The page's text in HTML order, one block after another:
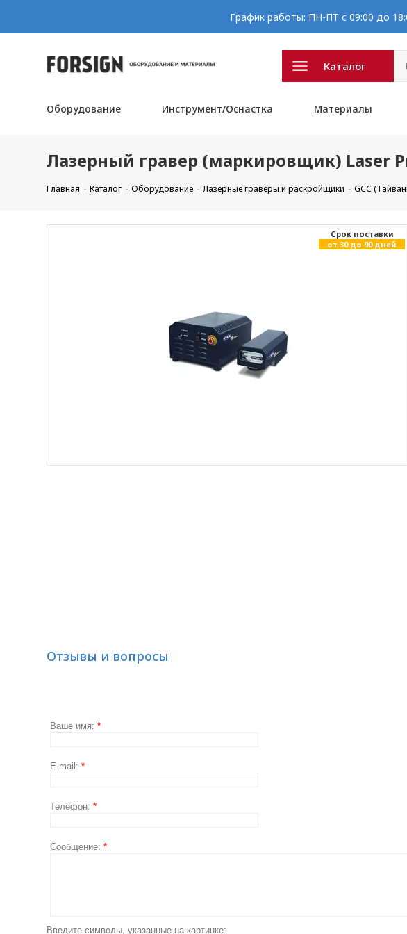
График работы: ПН-ПТ с 09:00 до
Каталог
Оборудование Инструмент/Оснастка Материалы
Лазерный гравер (маркировщик) Laser
Главная Каталог Оборудование Лазерные гравёры и раскройщики GCC
Cрок поставки
от 30 до 90 дней
Отзывы и вопросы
Ваше имя:*
E-mail:*
Телефон:*
Сообщение:*
Введите символы, указанные на картинке: